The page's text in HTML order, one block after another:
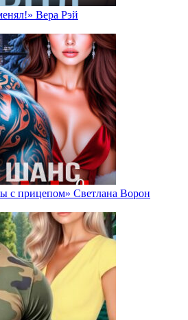
Вера Рэй
с прицепом» Светлана Ворон